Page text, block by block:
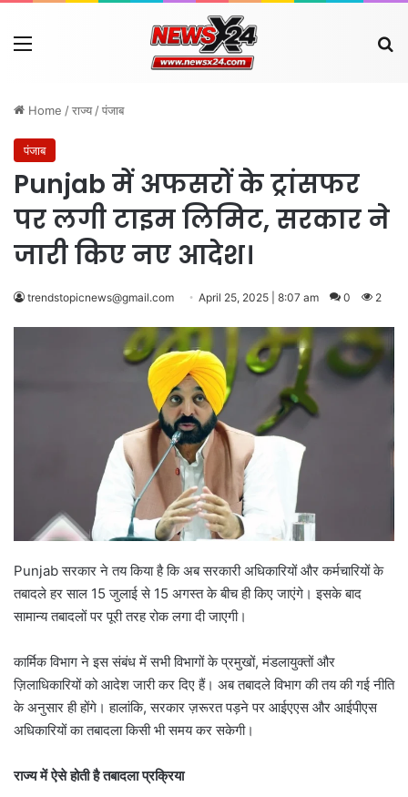
Menu
Home /राज्य /पंजाब
पंजाब
Punjab में अफसरों के ट्रांसफर
पर लगी टाइम लिमिट, सरकार ने
जारी किए नए आदेश।
trendstopicnews@gmail.com April 25, 2025 | 8:07 am 0 2
Punjab सरकार ने तय किया है कि अब सरकारी अधिकारियों और कर्मचारियों के
तबादले हर साल 15 जुलाई से 15 अगस्त के बीच ही किए जाएंगे। इसके बाद
सामान्य तबादलों पर पूरी तरह रोक लगा दी जाएगी।
कार्मिक विभाग ने इस संबंध में सभी विभागों के प्रमुखों, मंडलायुक्तों और
ज़िलाधिकारियों को आदेश जारी कर दिए हैं। अब तबादले विभाग की तय की गई नीति
के अनुसार ही होंगे। हालांकि, सरकार ज़रूरत पड़ने पर आईएएस और आईपीएस
अधिकारियों का तबादला किसी भी समय कर सकेगी।
राज्य में ऐसे होती है तबादला प्रक्रिया